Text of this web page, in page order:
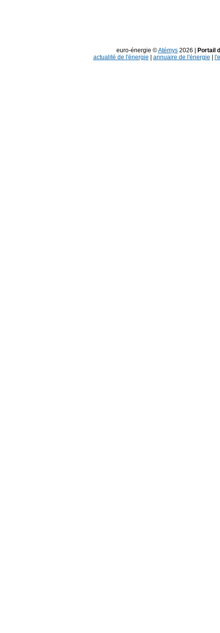
euro-énergie ©Atémys2026 |
Portail
actualité de l'énergie
annuaire de l'énergie